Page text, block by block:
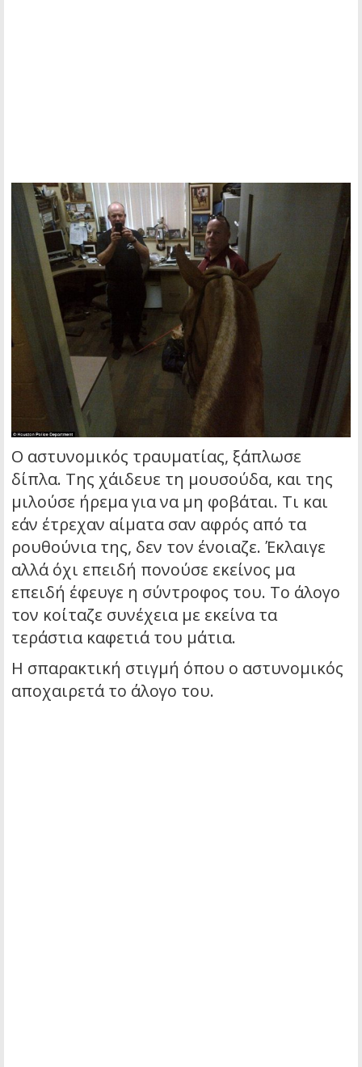
Ο αστυνομικός τραυματίας, ξάπλωσε
δίπλα. Της χάιδευε τη μουσούδα, και της
μιλούσε ήρεμα για να μη φοβάται. Τι και
εάν έτρεχαν αίματα σαν αφρός από τα
ρουθούνια της, δεν τον ένοιαζε. Έκλαιγε
αλλά όχι επειδή πονούσε εκείνος μα
επειδή έφευγε η σύντροφος του. Το άλογο
τον κοίταζε συνέχεια με εκείνα τα
τεράστια καφετιά του μάτια.
Η σπαρακτική στιγμή όπου ο αστυνομικός
αποχαιρετά το άλογο του.